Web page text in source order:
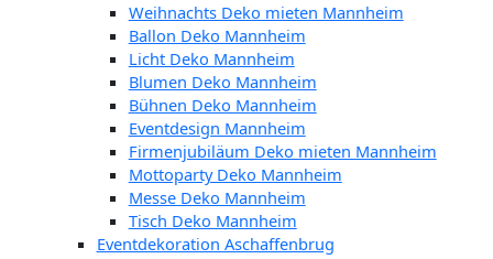
Weihnachts Deko mieten Mannheim
Ballon Deko Mannheim
Licht Deko Mannheim
Blumen Deko Mannheim
Bühnen Deko Mannheim
Eventdesign Mannheim
Firmenjubiläum Deko mieten Mannheim
Mottoparty Deko Mannheim
Messe Deko Mannheim
Tisch Deko Mannheim
Eventdekoration Aschaffenbrug